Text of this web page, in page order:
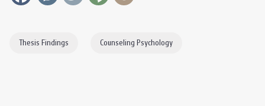
Thesis Findings Counseling Psychology